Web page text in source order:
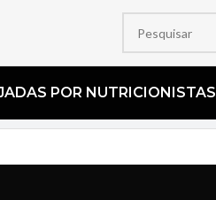
POR NUTRICIONISTAS​